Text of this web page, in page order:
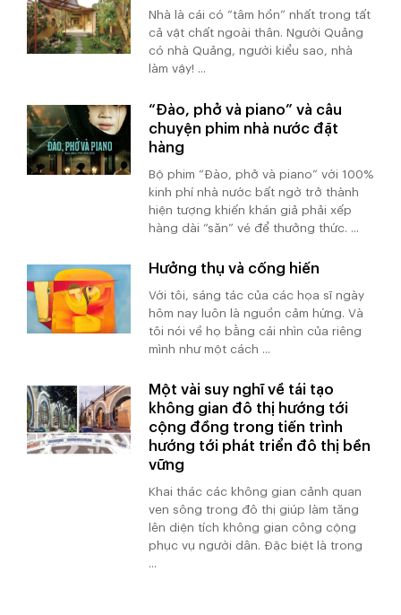
Nhà là cái có “tâm hồn” nhất trong tất
cả vật chất ngoài thân. Người Quảng
có nhà Quảng, người kiểu sao, nhà
làm vậy! ...
“Đào, phở và piano” và câu
chuyện phim nhà nước đặt
hàng
Bộ phim “Đào, phở và piano” với 100%
kinh phí nhà nước bất ngờ trở thành
hiện tượng khiến khán giả phải xếp
hàng dài “săn” vé để thưởng thức. ...
Hưởng thụ và cống hiến
Với tôi, sáng tác của các họa sĩ ngày
hôm nay luôn là nguồn cảm hứng. Và
tôi nói về họ bằng cái nhìn của riêng
mình như một cách ...
Một vài suy nghĩ về tái tạo
không gian đô thị hướng tới
cộng đồng trong tiến trình
hướng tới phát triển đô thị bền
vững
Khai thác các không gian cảnh quan
ven sông trong đô thị giúp làm tăng
lên diện tích không gian công cộng
phục vụ người dân. Đặc biệt là trong
...